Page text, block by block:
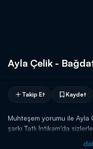
Ayla Çelik -
Takip Et Kaydet
Muhteşem yorumu ile Ayla
şarkı Tatlı İntikam'da